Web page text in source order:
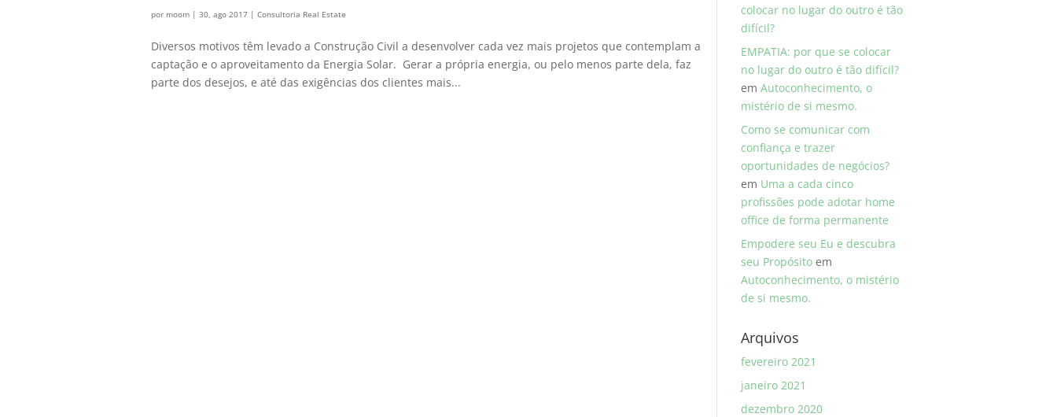
por moom | 30, ago 2017 | Consultoria Real Estate
Diversos motivos têm levado a Construção Civil a desenvolver cada vez mais projetos que contemplam a
captação e o aproveitamento da Energia Solar. Gerar a própria energia, ou pelo menos parte dela, faz
parte dos desejos, e até das exigências dos clientes mais...
colocar no lugar do outro é tão
difícil?
EMPATIA: por que se colocar
no lugar do outro é tão difícil?
em Autoconhecimento, o
mistério de si mesmo.
Como se comunicar com
confiança e trazer
oportunidades de negócios?
em Uma a cada cinco
profissões pode adotar home
office de forma permanente
Empodere seu Eu e descubra
seu Propósito em
Autoconhecimento, o mistério
de si mesmo.
Arquivos
fevereiro 2021
janeiro 2021
dezembro 2020